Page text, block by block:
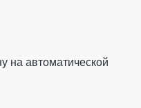
на автоматической